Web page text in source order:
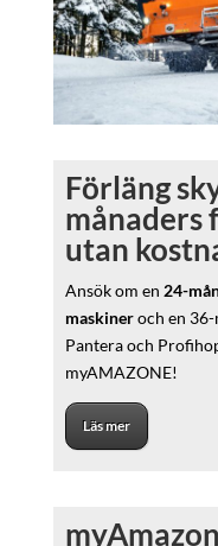
Förläng
månaders
utan
Ansök om en 24-
maskineroch en
Pantera och
myAMAZONE!
Läs mer